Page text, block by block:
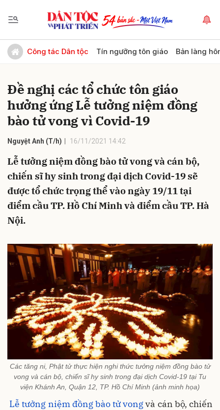
Công tác Dân tộc Tín ngưỡng tôn giáo Bản làng
Đề nghị các tổ chức tôn giáo
hưởng ứng Lễ tưởng niệm đồng
bào tử vong vì Covid-19
Nguyệt Anh (T/h) 16/11/2021 14:42
Lễ tưởng niệm đồng bào tử vong và cán bộ,
chiến sĩ hy sinh trong đại dịch Covid-19 sẽ
được tổ chức trọng thể vào ngày 19/11 tại
điểm cầu TP. Hồ Chí Minh và điểm cầu TP. Hà
Nội.
Các tăng ni, Phật tử thực hiện nghi thức tưởng niệm đồng bào tử
vong và cán bộ, chiến sĩ hy sinh trong đại dịch Covid-19 tại Tu
viện Khánh An, Quận 12, TP. Hồ Chí Minh (ảnh minh họa)
Lễ tưởng niệm đồng bào tử vongvà cán bộ, chiến
Gửi bình luận